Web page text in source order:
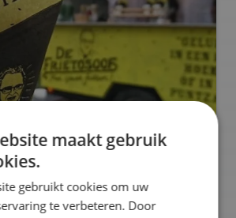
maakt gebruik
gebruikt cookies om uw
te verbeteren. Door